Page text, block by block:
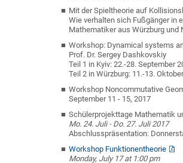
Mit der Spieltheorie auf
Wie verhalten sich Fußgänger in
Mathematiker aus Würzburg und
Workshop: Dynamical systems
Prof. Dr. Sergey Dashkovskiy
Teil 1 in Kyiv: 22.-28. September
Teil 2 in Würzburg: 11.-13.
Workshop Noncommutative
September 11 - 15, 2017
Schülerprojekttage Mathematik
Mo. 24. Juli - Do. 27. Juli 2017
Abschlusspräsentation:
Workshop Funktionentheorie
Monday, July 17 at 1:00 pm